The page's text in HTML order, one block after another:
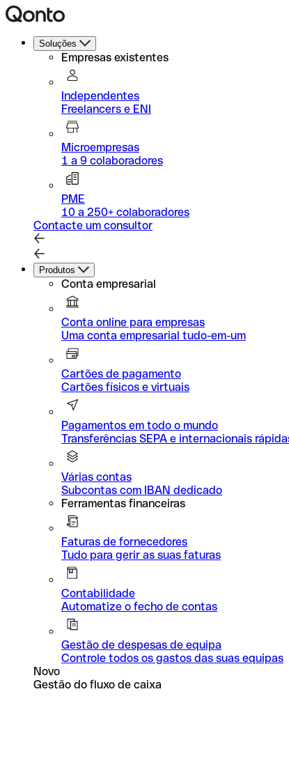
Soluções
Empresas existentes
Independentes
Freelancers e ENI
Microempresas
1 a 9 colaboradores
PME
10 a 250+ colaboradores
Contacte um consultor
Produtos
Conta empresarial
Conta online para empresas
Uma conta empresarial tudo-em-um
Cartões de pagamento
Cartões físicos e virtuais
Pagamentos em todo o mundo
Transferências SEPA e internacionais
Várias contas
Subcontas com IBAN dedicado
Ferramentas financeiras
Faturas de fornecedores
Tudo para gerir as suas faturas
Contabilidade
Automatize o fecho de contas
Gestão de despesas de equipa
Controle todos os gastos das suas equipas
Novo
Gestão do fluxo de caixa